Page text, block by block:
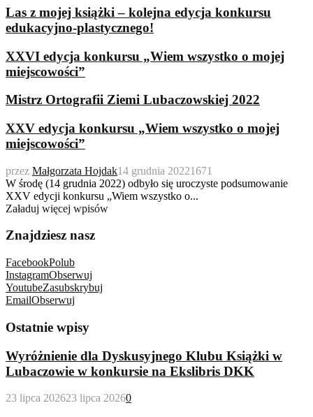
Znajdziesz nasz
FacebookPolub
InstagramObserwuj
YoutubeZasubskrybuj
EmailObserwuj
Ostatnie wpisy
Wyróżnienie dla Dyskusyjnego Klubu Książki w
Lubaczowie w konkursie na Ekslibris DKK
23 lipca 202623 lipca 20260
Las z mojej książki – kolejna edycja konkursu
edukacyjno-plastycznego!
XXVI edycja konkursu „Wiem wszystko o mojej
miejscowości”
Mistrz Ortografii Ziemi Lubaczowskiej 2022
XXV edycja konkursu „Wiem wszystko o mojej
miejscowości”
przez Małgorzata Hojdak14 grudnia 20221671
W środę (14 grudnia 2022) odbyło się uroczyste podsumowanie
XXV edycji konkursu „Wiem wszystko o...
Załaduj więcej wpisów